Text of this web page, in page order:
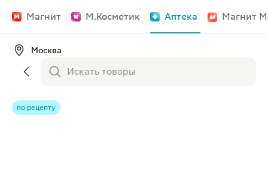
Магнит М.Косметик Аптека Магнит
Москва
по рецепту